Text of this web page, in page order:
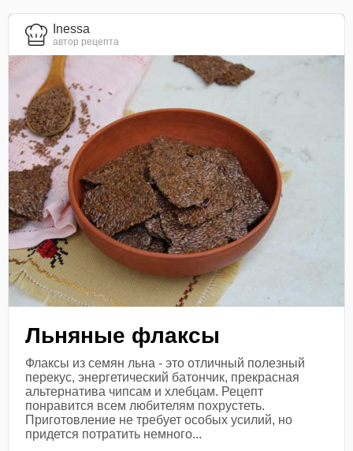
Inessa
автор рецепта
Льняные флаксы
Флаксы из семян льна - это отличный полезный
перекус, энергетический батончик, прекрасная
альтернатива чипсам и хлебцам. Рецепт
понравится всем любителям похрустеть.
Приготовление не требует особых усилий, но
придется потратить немного...